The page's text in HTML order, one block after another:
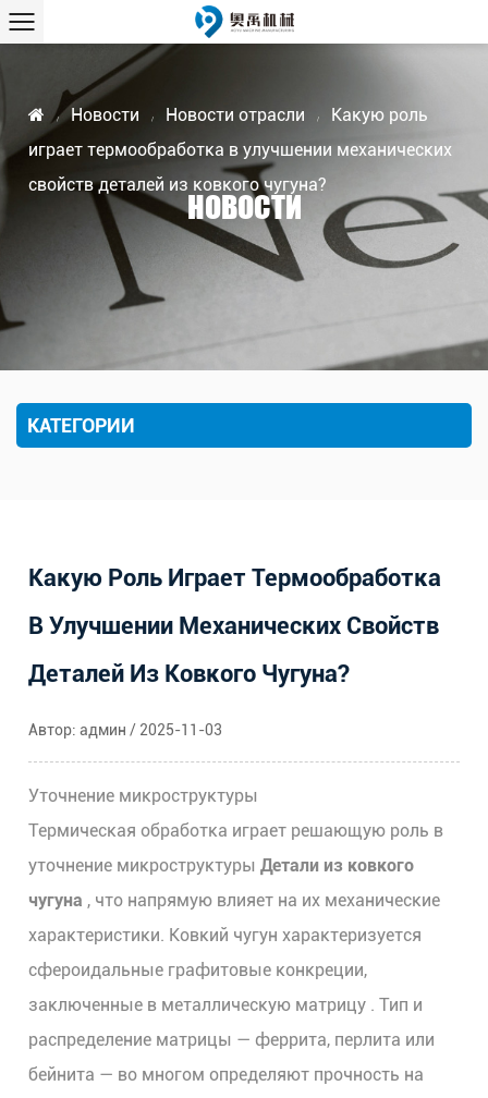
/ Новости / Новости отрасли /
Какую роль
играет термообработка в улучшении механических
свойств деталей из ковкого чугуна?
НОВОСТИ
КАТЕГОРИИ
Какую Роль Играет Термообработка
В Улучшении Механических Свойств
Деталей Из Ковкого Чугуна?
Автор: админ / 2025-11-03
Уточнение микроструктуры
Термическая обработка играет решающую роль в
уточнение микроструктурыДетали из ковкого
чугуна , что напрямую влияет на их механические
характеристики. Ковкий чугун характеризуется
сфероидальные графитовые конкреции,
заключенные в металлическую матрицу . Тип и
распределение матрицы — феррита, перлита или
бейнита — во многом определяют прочность на